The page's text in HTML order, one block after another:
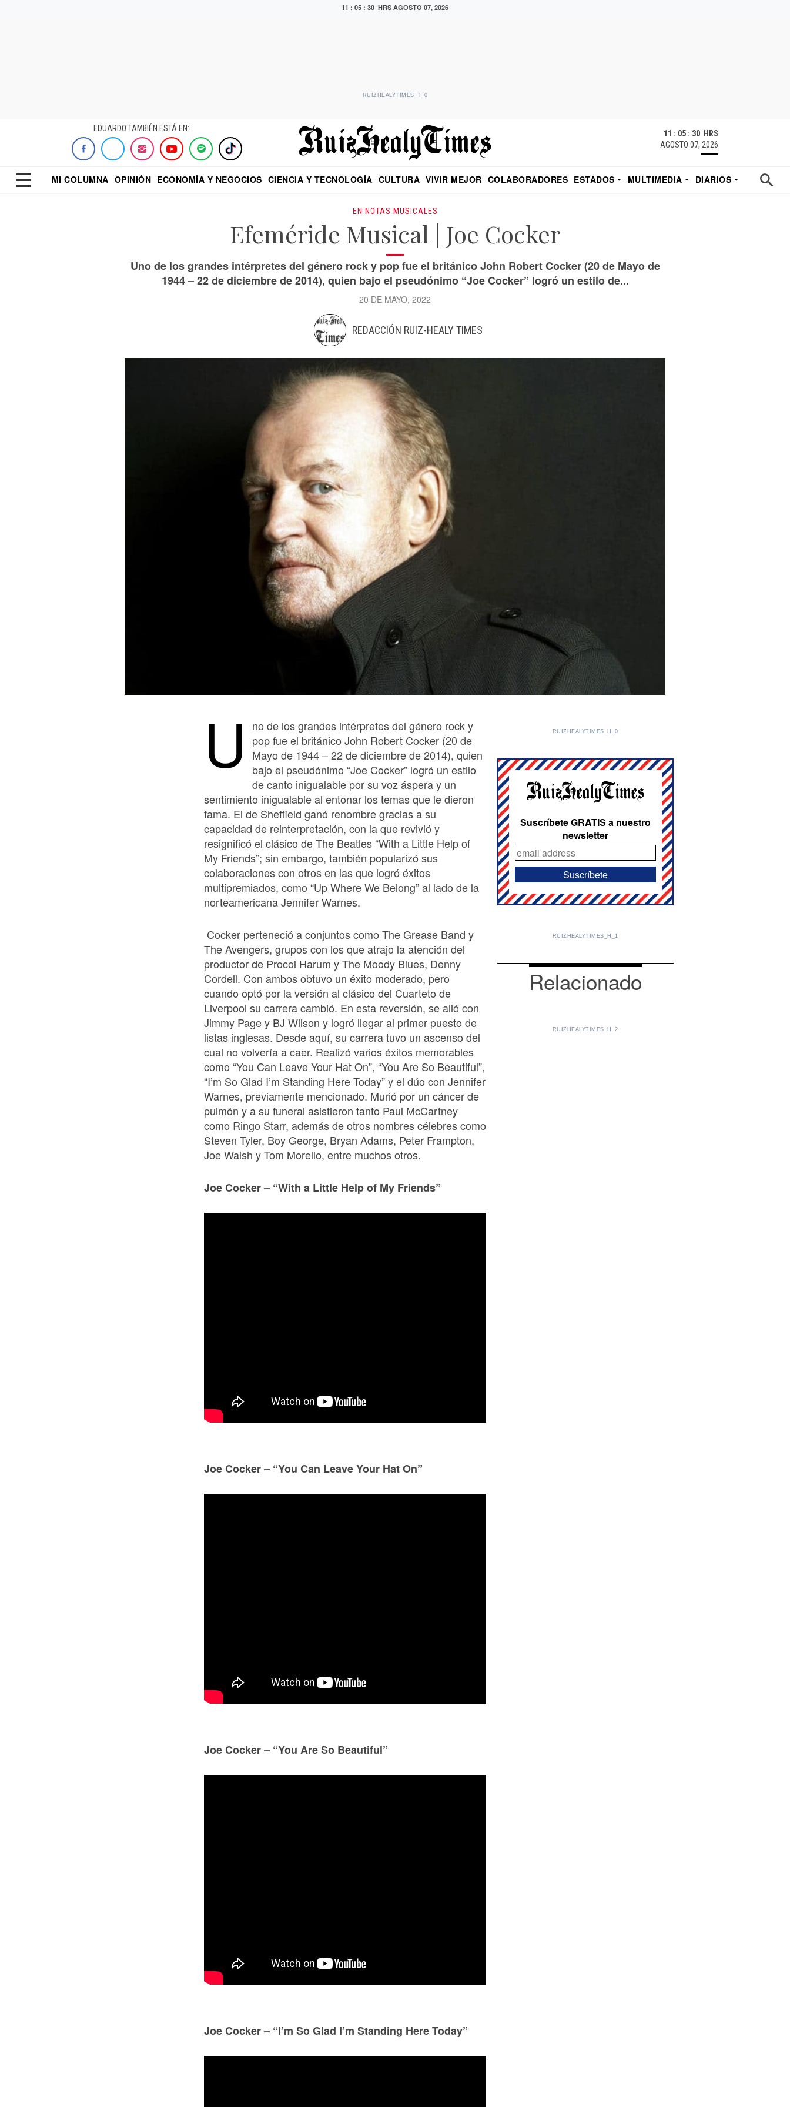
11 : 05 : 31 HRS AGOSTO 07, 2026
RUIZHEALYTIMES_T_0
EDUARDO TAMBIÉN ESTÁ EN:
11 : 05 : 31 HRS
AGOSTO 07, 2026
MI COLUMNA OPINIÓN ECONOMÍA Y NEGOCIOS CIENCIA Y TECNOLOGÍA CULTURA VIVIR MEJOR COLABORADORES ESTADOS MULTIMEDIA
DIARIOS
EN NOTAS MUSICALES
Efeméride Musical | Joe Cocker
Uno de los grandes intérpretes del género rock y pop fue el británico John Robert Cocker (20 de Mayo de
1944 – 22 de diciembre de 2014), quien bajo el pseudónimo “Joe Cocker” logró un estilo de...
20 DE MAYO, 2022
REDACCIÓN RUIZ-HEALY TIMES
U
no de los grandes intérpretes del género rock y
pop fue el británico John Robert Cocker (20 de
Mayo de 1944 – 22 de diciembre de 2014), quien
bajo el pseudónimo “Joe Cocker” logró un estilo
de canto inigualable por su voz áspera y un
sentimiento inigualable al entonar los temas que le dieron
fama. El de Sheffield ganó renombre gracias a su
capacidad de reinterpretación, con la que revivió y
resignificó el clásico de The Beatles “With a Little Help of
My Friends”; sin embargo, también popularizó sus
colaboraciones con otros en las que logró éxitos
multipremiados, como “Up Where We Belong” al lado de la
norteamericana Jennifer Warnes.
Cocker perteneció a conjuntos como The Grease Band y
The Avengers, grupos con los que atrajo la atención del
productor de Procol Harum y The Moody Blues, Denny
Cordell. Con ambos obtuvo un éxito moderado, pero
cuando optó por la versión al clásico del Cuarteto de
Liverpool su carrera cambió. En esta reversión, se alió con
Jimmy Page y BJ Wilson y logró llegar al primer puesto de
listas inglesas. Desde aquí, su carrera tuvo un ascenso del
cual no volvería a caer. Realizó varios éxitos memorables
como “You Can Leave Your Hat On”, “You Are So Beautiful”,
“I’m So Glad I’m Standing Here Today” y el dúo con Jennifer
Warnes, previamente mencionado. Murió por un cáncer de
pulmón y a su funeral asistieron tanto Paul McCartney
como Ringo Starr, además de otros nombres célebres como
Steven Tyler, Boy George, Bryan Adams, Peter Frampton,
Joe Walsh y Tom Morello, entre muchos otros.
Joe Cocker – “With a Little Help of My Friends”
Joe Cocker – “You Can Leave Your Hat On”
Joe Cocker – “You Are So Beautiful”
Joe Cocker – “I’m So Glad I’m Standing Here Today”
RUIZHEALYTIMES_H_0
Suscríbete GRATIS a nuestro
newsletter
RUIZHEALYTIMES_H_1
Relacionado
RUIZHEALYTIMES_H_2